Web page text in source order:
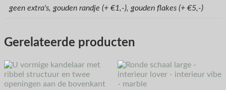
geen extra's, gouden randje (+ €1,-), gouden flakes (+ €5,-)
Gerelateerde producten